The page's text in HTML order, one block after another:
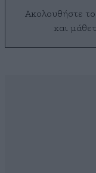
Ακολουθήστε το
και